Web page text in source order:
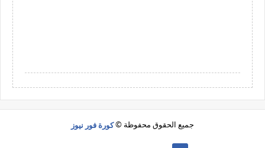
جميع الحقوق محفوظة ©كورة فور نيوز